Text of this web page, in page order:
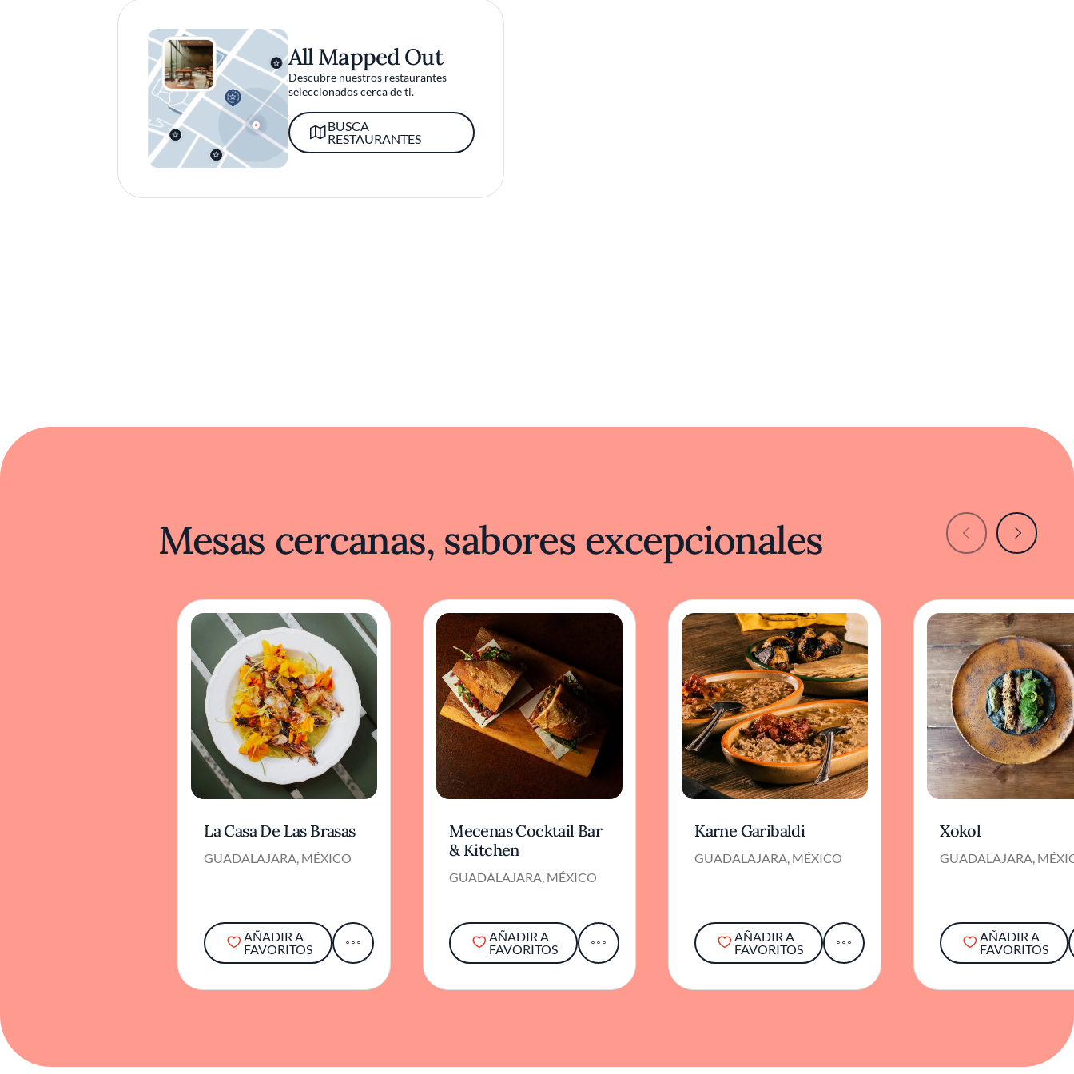
All Mapped Out
Descubre nuestros restaurantes
seleccionados cerca de ti.
BUSCA
RESTAURANTES
Mesas cercanas, sabores excepcionales
La Casa De Las Brasas
GUADALAJARA, MÉXICO
AÑADIR A
FAVORITOS
Mecenas Cocktail Bar
& Kitchen
GUADALAJARA, MÉXICO
AÑADIR A
FAVORITOS
Karne Garibaldi
GUADALAJARA, MÉXICO
AÑADIR A
FAVORITOS
Xokol
GUADALAJARA,
AÑADIR A
FAVORITOS